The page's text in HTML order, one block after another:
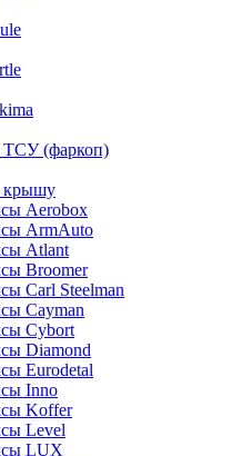
ТСУ (фаркоп)
крышу
Aerobox
ArmAuto
Atlant
Broomer
Carl Steelman
Cayman
Cybort
Diamond
Eurodetal
Inno
Koffer
Level
LUX